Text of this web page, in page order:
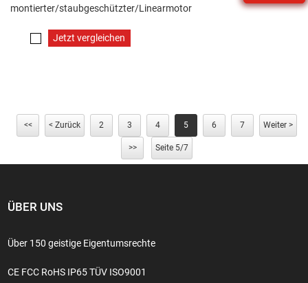
montierter/staubgeschützter/Linearmotor
Jetzt vergleichen
<< < Zurück 2 3 4 5 6 7 Weiter >
>> Seite 5/7
ÜBER UNS
Über 150 geistige Eigentumsrechte
CE FCC RoHS IP65 TÜV ISO9001